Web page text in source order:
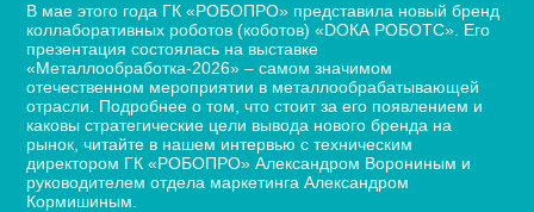
В мае этого года ГК «РОБОПРО» представила новый бренд
коллаборативных роботов (коботов) «DОКА РОБОТС». Его
презентация состоялась на выставке
«Металлообработка-2026» – самом значимом
отечественном мероприятии в металлообрабатывающей
отрасли. Подробнее о том, что стоит за его появлением и
каковы стратегические цели вывода нового бренда на
рынок, читайте в нашем интервью с техническим
директором ГК «РОБОПРО» Александром Ворониным и
руководителем отдела маркетинга Александром
Кормишиным.